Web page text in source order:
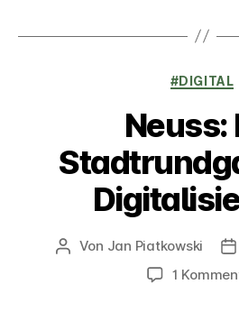
#DIGITAL
Neuss:
Beitragsautor
Von Jan Piatkowski
1